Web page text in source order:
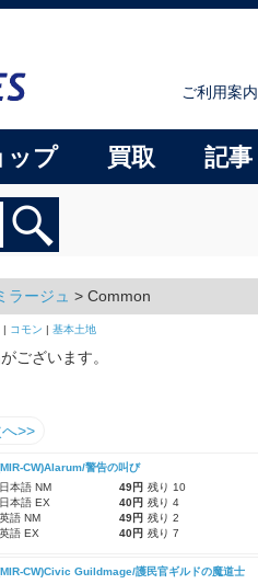
ご利用案内
ップ 買取 記事
| コモン | 基本土地
ラージュ > Common
ございます。
へ>>
CW)Alarum/警告の叫び
日本語 NM
49円 残り 10
日本語 EX
40円 残り 4
英語 NM
49円 残り 2
英語 EX
40円 残り 7
CW)Civic Guildmage/護民官ギルドの魔道士